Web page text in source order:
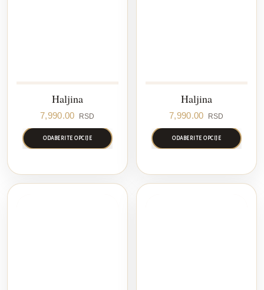
Haljina
7,990.00 RSD
ODABERITE OPCIJE
Haljina
7,990.00 RSD
ODABERITE OPCIJE